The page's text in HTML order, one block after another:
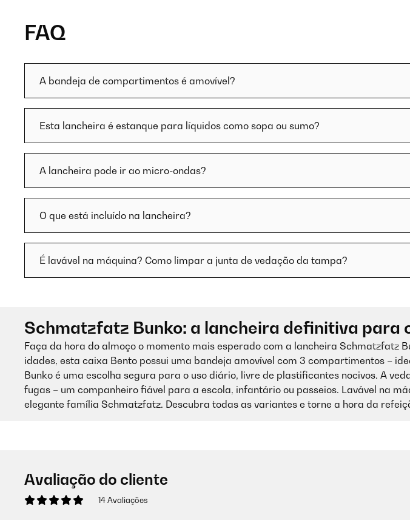
FAQ
A bandeja de compartimentos é amovível?
Esta lancheira é estanque para líquidos como sopa ou sumo?
A lancheira pode ir ao micro-ondas?
O que está incluído na lancheira?
É lavável na máquina? Como limpar a junta de vedação da tampa?
Schmatzfatz Bunko: a lancheira definitiva para
Faça da hora do almoço o momento mais esperado com a lancheira Schmatzfatz
idades, esta caixa Bento possui uma bandeja amovível com 3 compartimentos –
Bunko é uma escolha segura para o uso diário, livre de plastificantes nocivos. A
fugas – um companheiro fiável para a escola, infantário ou passeios. Lavável na
elegante família Schmatzfatz. Descubra todas as variantes e torne a hora da
Avaliação do cliente
14 Avaliações